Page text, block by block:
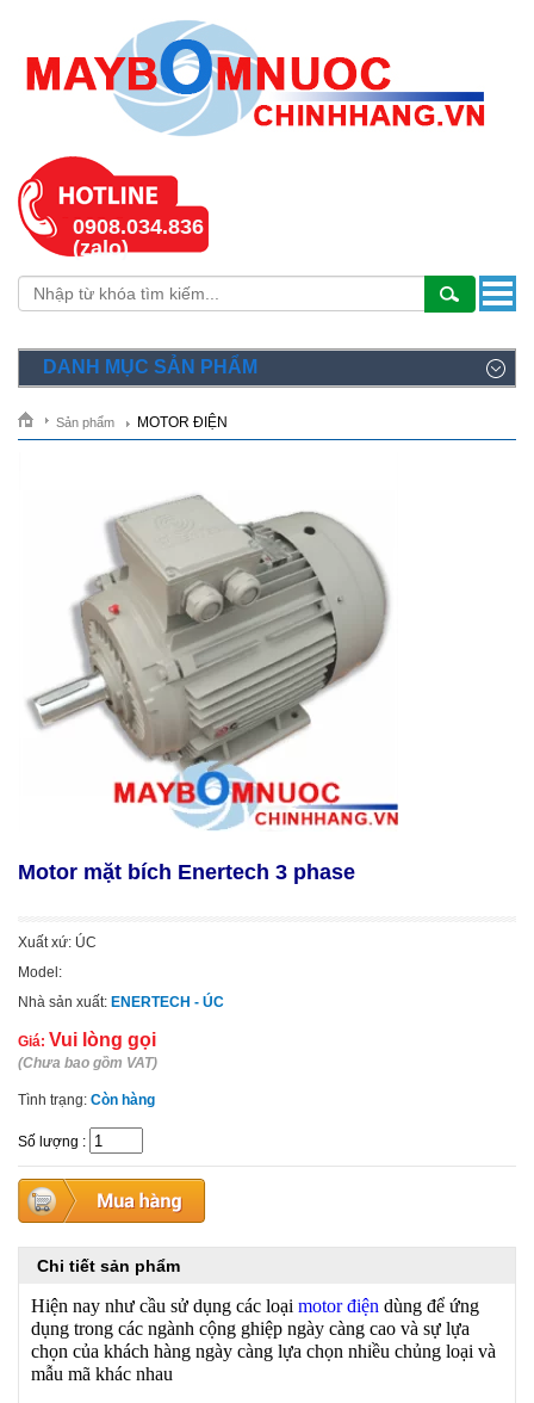
0908.034.836
(zalo)
DANH MỤC SẢN PHẨM
Sản phẩm MOTOR ĐIỆN
Motor mặt bích Enertech 3 phase
Xuất xứ: ÚC
Model:
Nhà sản xuất: ENERTECH - ÚC
Giá: Vui lòng gọi
(Chưa bao gồm VAT)
Tình trạng: Còn hàng
Số lượng :
Chi tiết sản phẩm
Hiện nay như cầu sử dụng các loại motor điện dùng để ứng
dụng trong các ngành cộng ghiệp ngày càng cao và sự lựa
chọn của khách hàng ngày càng lựa chọn nhiều chủng loại và
mẫu mã khác nhau